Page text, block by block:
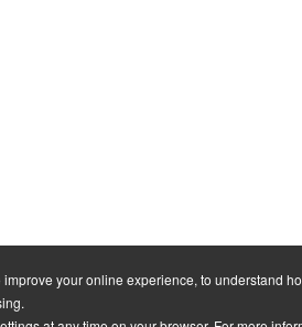
your online experience, to understand